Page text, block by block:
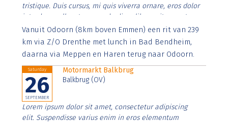
tristique. Duis cursus, mi quis viverra ornare, eros dolor
interdum nulla, ut commodo diam libero vitae erat.
Aenean faucibus nibh et justo cursus id rutrum lorem
imperdiet. Nunc ut sem vitae risus tristique posuere.
Vanuit Odoorn (8km boven Emmen) een rit van 239
km via Z/O Drenthe met lunch in Bad Bendheim,
daarna via Meppen en Haren terug naar Odoorn.
Saturday
26
SEPTEMBER
Motormarkt Balkbrug
Balkbrug (OV)
Lorem ipsum dolor sit amet, consectetur adipiscing
elit. Suspendisse varius enim in eros elementum